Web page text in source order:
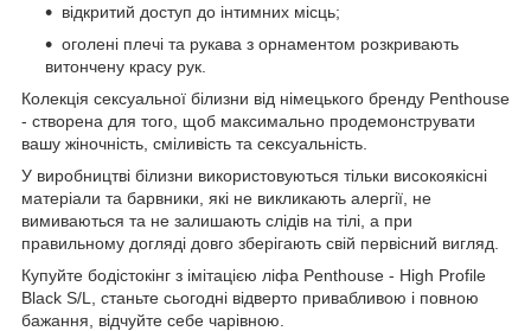
відкритий доступ до інтимних місць;
оголені плечі та рукава з орнаментом розкривають
витончену красу рук.
Колекція сексуальної білизни від німецького бренду Penthouse
- створена для того, щоб максимально продемонструвати
вашу жіночність, сміливість та сексуальність.
У виробництві білизни використовуються тільки високоякісні
матеріали та барвники, які не викликають алергії, не
вимиваються та не залишають слідів на тілі, а при
правильному догляді довго зберігають свій первісний вигляд.
Купуйте бодістокінг з імітацією ліфа Penthouse - High Profile
Black S/L, станьте сьогодні відверто привабливою і повною
бажання, відчуйте себе чарівною.